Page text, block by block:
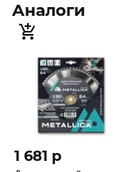
Аналоги
1 681 p